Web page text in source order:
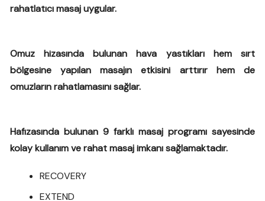
rahatlatıcı masaj uygular.
Omuz hizasında bulunan hava yastıkları hem sırt
bölgesine yapılan masajın etkisini arttırır hem de
omuzların rahatlamasını sağlar.
Hafızasında bulunan 9 farklı masaj programı sayesinde
kolay kullanım ve rahat masaj imkanı sağlamaktadır.
RECOVERY
EXTEND